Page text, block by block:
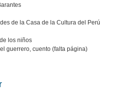
de la Casa de la Cultura del Perú
los niños
guerrero, cuento (falta página)